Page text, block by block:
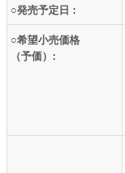
○発売予定日 :
○希望小売価格
（予価）: